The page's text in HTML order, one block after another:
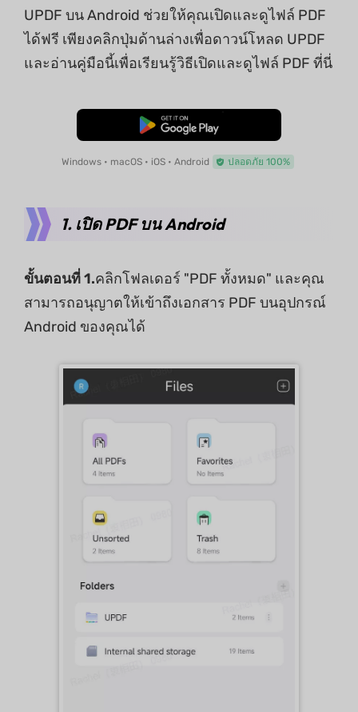
UPDF บน Android ช่วยให้คุณเปิดและดูไฟล์ PDF
ได้ฟรี เพียงคลิกปุ่มด้านล่างเพื่อดาวน์โหลด UPDF
และอ่านคู่มือนี้เพื่อเรียนรู้วิธีเปิดและดูไฟล์ PDF ที่นี่
ดาวน์โหลดฟรี
Windows • macOS • iOS • Android ปลอดภัย 100%
1. เปิด PDF บน Android
ขั้นตอนที่ 1.คลิกโฟลเดอร์ "PDF ทั้งหมด" และคุณ
สามารถอนุญาตให้เข้าถึงเอกสาร PDF บนอุปกรณ์
Android ของคุณได้